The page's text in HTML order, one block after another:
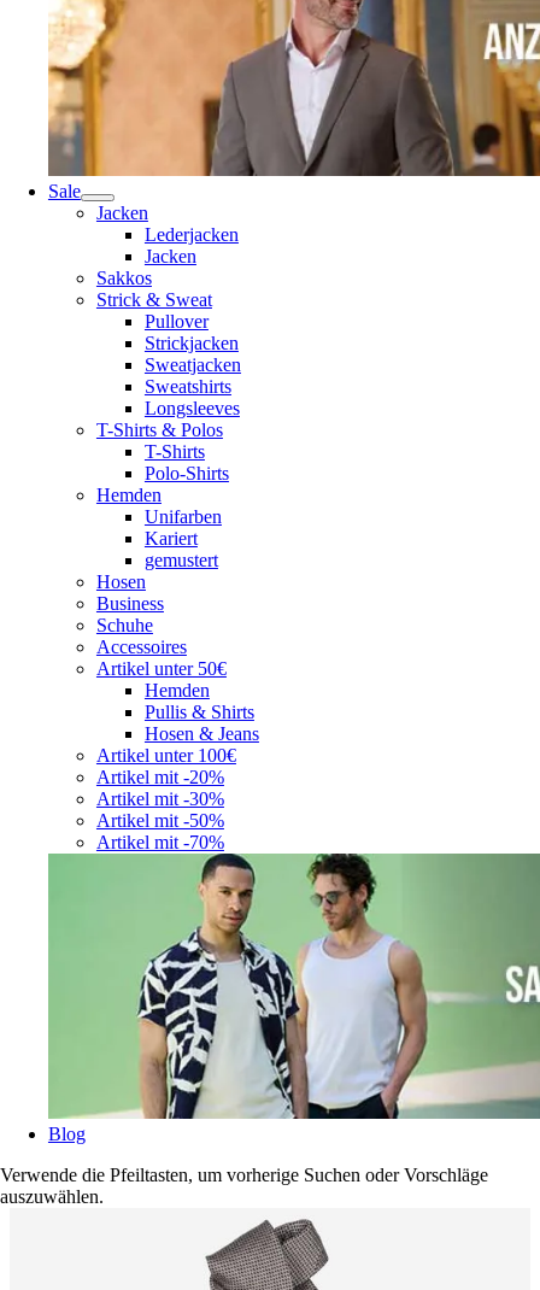
Sale
Jacken
Lederjacken
Jacken
Sakkos
Strick & Sweat
Pullover
Strickjacken
Sweatjacken
Sweatshirts
Longsleeves
T-Shirts & Polos
T-Shirts
Polo-Shirts
Hemden
Unifarben
Kariert
gemustert
Hosen
Business
Schuhe
Accessoires
Artikel unter 50€
Hemden
Pullis & Shirts
Hosen & Jeans
Artikel unter 100€
Artikel mit -20%
Artikel mit -30%
Artikel mit -50%
Artikel mit -70%
Blog
Verwende die Pfeiltasten, um vorherige Suchen oder Vorschläge
auszuwählen.